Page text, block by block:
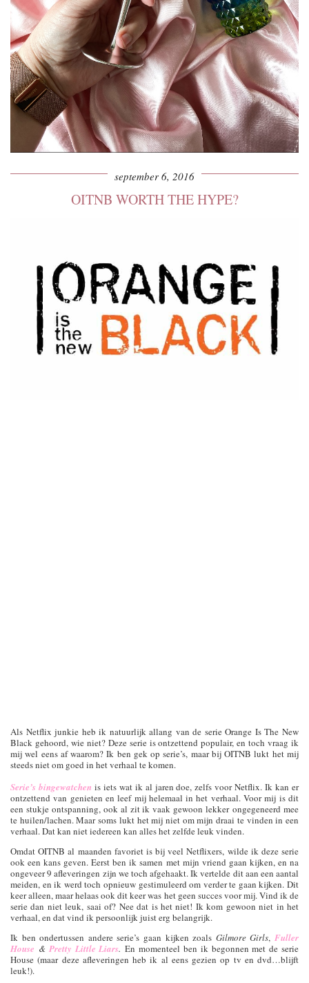
september 6, 2016
OITNB WORTH THE HYPE?
Als Netflix junkie heb ik natuurlijk allang van de serie Orange Is The New
Black gehoord, wie niet? Deze serie is ontzettend populair, en toch vraag ik
mij wel eens af waarom? Ik ben gek op serie’s, maar bij OITNB lukt het mij
steeds niet om goed in het verhaal te komen.
Serie’s bingewatchen is iets wat ik al jaren doe, zelfs voor Netflix. Ik kan er
ontzettend van genieten en leef mij helemaal in het verhaal. Voor mij is dit
een stukje ontspanning, ook al zit ik vaak gewoon lekker ongegeneerd mee
te huilen/lachen. Maar soms lukt het mij niet om mijn draai te vinden in een
verhaal. Dat kan niet iedereen kan alles het zelfde leuk vinden.
Omdat OITNB al maanden favoriet is bij veel Netflixers, wilde ik deze serie
ook een kans geven. Eerst ben ik samen met mijn vriend gaan kijken, en na
ongeveer 9 afleveringen zijn we toch afgehaakt. Ik vertelde dit aan een aantal
meiden, en ik werd toch opnieuw gestimuleerd om verder te gaan kijken. Dit
keer alleen, maar helaas ook dit keer was het geen succes voor mij. Vind ik de
serie dan niet leuk, saai of? Nee dat is het niet! Ik kom gewoon niet in het
verhaal, en dat vind ik persoonlijk juist erg belangrijk.
Ik ben ondertussen andere serie’s gaan kijken zoals Gilmore Girls, Fuller
House & Pretty Little Liars.En momenteel ben ik begonnen met de serie
House (maar deze afleveringen heb ik al eens gezien op tv en dvd…blijft
leuk!).